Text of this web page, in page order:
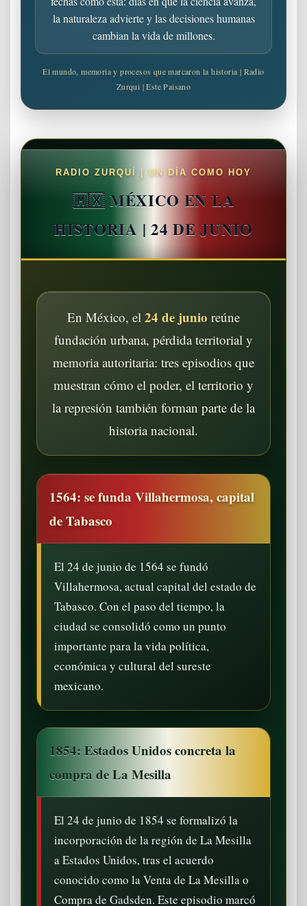
la naturaleza advierte y las decisiones humanas
cambian la vida de millones.
El mundo, memoria y procesos que marcaron la historia | Radio
Zurqui | Este Paisano
RADIO ZURQUÍ | UN DÍA COMO HOY
🇲🇽 MÉXICO EN LA
HISTORIA | 24 DE JUNIO
En México, el 24 de junio reúne
fundación urbana, pérdida territorial y
memoria autoritaria: tres episodios que
muestran cómo el poder, el territorio y
la represión también forman parte de la
historia nacional.
1564: se funda Villahermosa, capital
de Tabasco
El 24 de junio de 1564 se fundó
Villahermosa, actual capital del estado de
Tabasco. Con el paso del tiempo, la
ciudad se consolidó como un punto
importante para la vida política,
económica y cultural del sureste
mexicano.
1854: Estados Unidos concreta la
compra de La Mesilla
El 24 de junio de 1854 se formalizó la
incorporación de la región de La Mesilla
a Estados Unidos, tras el acuerdo
conocido como la Venta de La Mesilla o
Compra de Gadsden. Este episodio marcó